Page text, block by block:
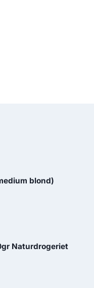
blond)
Naturdrogeriet